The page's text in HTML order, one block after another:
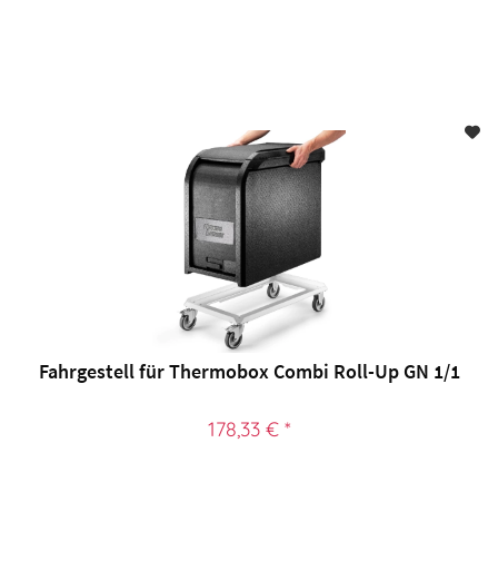
Fahrgestell für Thermobox Combi Roll-Up GN 1/1
178,33 € *